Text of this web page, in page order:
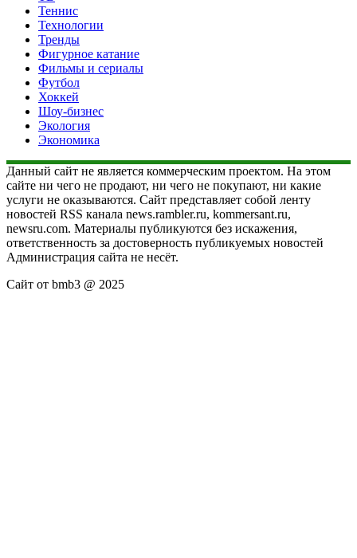
Теннис
Технологии
Тренды
Фигурное катание
Фильмы и сериалы
Футбол
Хоккей
Шоу-бизнес
Экология
Экономика
Данный сайт не является коммерческим проектом. На этом
сайте ни чего не продают, ни чего не покупают, ни какие
услуги не оказываются. Сайт представляет собой ленту
новостей RSS канала news.rambler.ru, kommersant.ru,
newsru.com. Материалы публикуются без искажения,
ответственность за достоверность публикуемых новостей
Администрация сайта не несёт.
Сайт от bmb3 @ 2025